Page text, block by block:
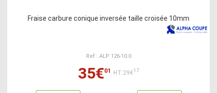
Fraise carbure conique inversée taille croisée 10mm
Ref : ALP 126-10.0
35€01 HT:29€17